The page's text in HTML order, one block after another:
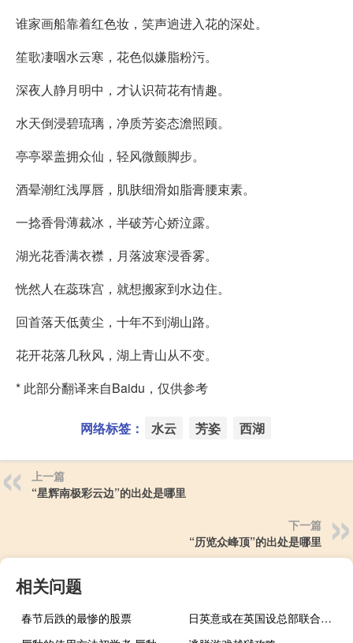
谁家画船靠着红色妆，笑声逈进入花的深处。
笙歌凄咽水云寒，花色似嫌脂粉污。
深夜人静月明中，才认识荷花有情趣。
水天倒浸碧琉璃，净质芳姿态澹照顾。
亭亭翠盖拥众仙，轻风微颤脚步。
酒晕潮红浅厚唇，肌肤细滑如脂膏腰束素。
一捻香骨薄裁冰，半破芳心娇泣露。
湖光花香满衣襟，月落波寒浸香雾。
恍然人在蕊珠宫，就想搬家到水边住。
回首落天低黄尘，十年不到湖山路。
花开花落几秋风，湖上青山从不变。
* 此部分翻译来自Baidu，仅供参考
网络标签： 水云 芳姿 西湖
上一篇
“星辉南极彩云边”的出处是哪里
下一篇
“历览众峰顶”的出处是哪里
相关问题
春节后跌的最惨的股票
日英意或在英国设总部联合开发下一代战斗机？意大利回应